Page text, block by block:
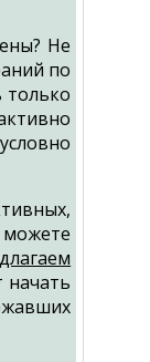
Не
по
можете
начать